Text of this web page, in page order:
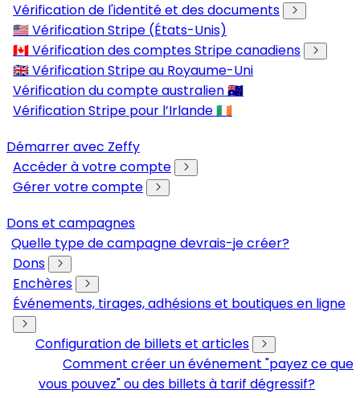
Vérification de l'identité et des documents
🇺🇸 Vérification Stripe (États-Unis)
🇨🇦 Vérification des comptes Stripe canadiens
🇬🇧 Vérification Stripe au Royaume-Uni
Vérification du compte australien 🇦🇺
Vérification Stripe pour l’Irlande 🇮🇪
Démarrer avec Zeffy
Accéder à votre compte
Gérer votre compte
Dons et campagnes
Quelle type de campagne devrais-je créer?
Dons
Enchères
Événements, tirages, adhésions et boutiques en ligne
Configuration de billets et articles
Comment créer un événement "payez ce que
vous pouvez" ou des billets à tarif dégressif?